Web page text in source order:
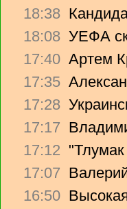
18:38
18:08 УЕФА
17:40 Артем
17:35
17:28
17:17
17:12
17:07
16:50